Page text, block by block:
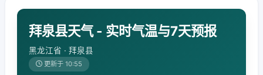
拜泉县天气 - 实时气温与7天预报
黑龙江省 · 拜泉县
更新于 10:55